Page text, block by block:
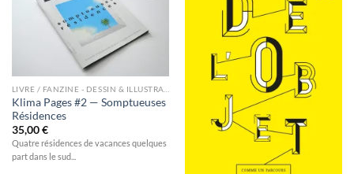
wishlist
Klima Pages #2 — Somptueuses
Résidences
35,00€
Quatre résidences de vacances quelques
part dans le sud...
Ajouter
wishlist